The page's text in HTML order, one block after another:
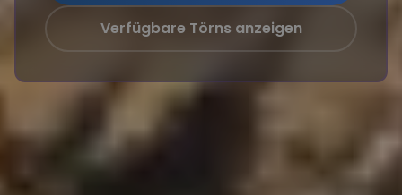
Verfügbare Törns anzeigen